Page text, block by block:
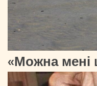
«Можна мені